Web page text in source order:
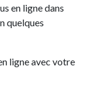
en ligne dans
quelques
ligne avec votre